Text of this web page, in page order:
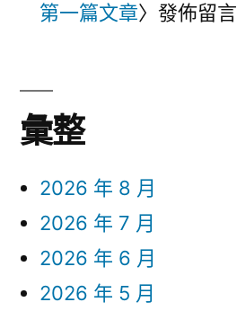
第一篇文章〉發佈留言
彙整
2026 年 8 月
2026 年 7 月
2026 年 6 月
2026 年 5 月